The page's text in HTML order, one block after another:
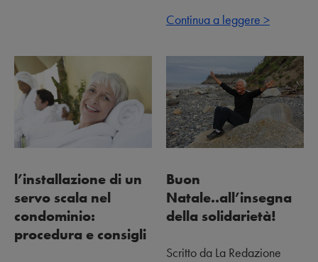
Continua a leggere >
l’installazione di un
servo scala nel
condominio:
procedura e consigli
Buon
Natale..all’insegna
della solidarietà!
Scritto da La Redazione